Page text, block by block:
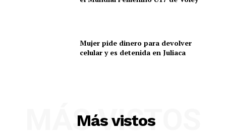
Mujer pide dinero para devolver
celular y es detenida en Juliaca
Más vistos
MÁS VISTOS